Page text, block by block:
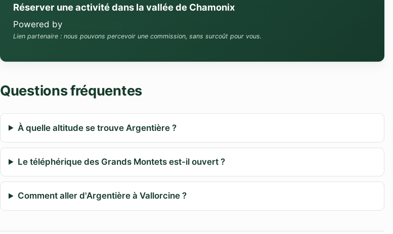
Réserver une activité dans la vallée de Chamonix
Powered by
Lien partenaire : nous pouvons percevoir une commission, sans surcoût pour vous.
Questions fréquentes
À quelle altitude se trouve Argentière ?
Le téléphérique des Grands Montets est-il ouvert ?
Comment aller d'Argentière à Vallorcine ?